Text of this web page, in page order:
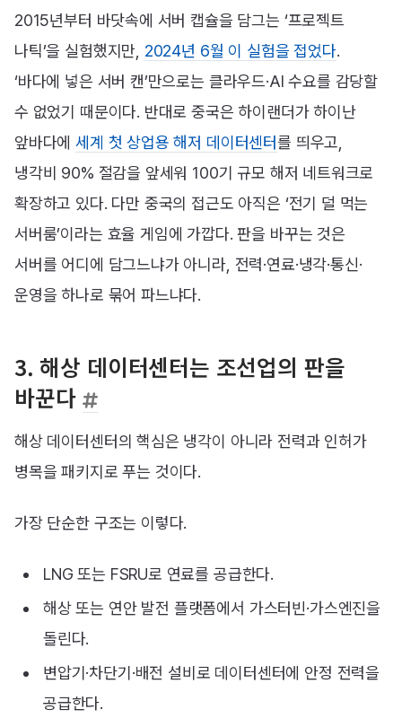
2015년부터 바닷속에 서버 캡슐을 담그는 ‘프로젝트
나틱’을 실험했지만, 2024년 6월 이 실험을 접었다.
‘바다에 넣은 서버 캔’만으로는 클라우드·AI 수요를 감당할
수 없었기 때문이다. 반대로 중국은 하이랜더가 하이난
앞바다에세계 첫 상업용 해저 데이터센터를 띄우고,
냉각비 90% 절감을 앞세워 100기 규모 해저 네트워크로
확장하고 있다. 다만 중국의 접근도 아직은 ‘전기 덜 먹는
서버룸’이라는 효율 게임에 가깝다. 판을 바꾸는 것은
서버를 어디에 담그느냐가 아니라, 전력·연료·냉각·통신·
운영을 하나로 묶어 파느냐다.
3. 해상 데이터센터는 조선업의 판을
바꾼다
해상 데이터센터의 핵심은 냉각이 아니라 전력과 인허가
병목을 패키지로 푸는 것이다.
가장 단순한 구조는 이렇다.
LNG 또는 FSRU로 연료를 공급한다.
해상 또는 연안 발전 플랫폼에서 가스터빈·가스엔진을
돌린다.
변압기·차단기·배전 설비로 데이터센터에 안정 전력을
공급한다.